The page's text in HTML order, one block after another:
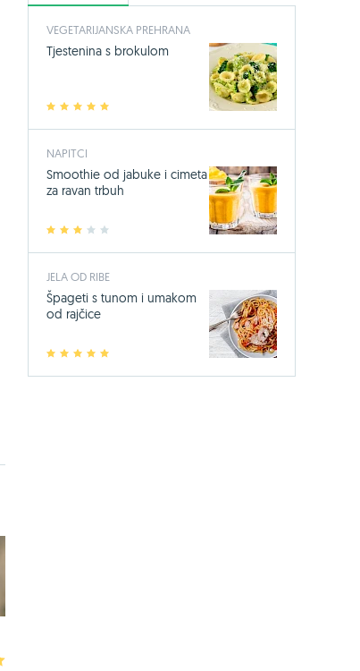
VEGETARIJANSKA PREHRANA
2 3 4
Tjestenina s brokulom
NAPITCI
2 3 4
Smoothie od jabuke i cimeta
za ravan trbuh
JELA OD RIBE
2 3 4
Špageti s tunom i umakom
od rajčice